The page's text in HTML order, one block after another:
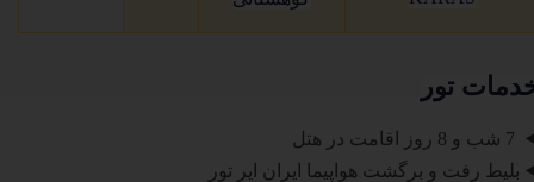
تور
بلیط رفت و برگشت هواپیما ایران ایر تور